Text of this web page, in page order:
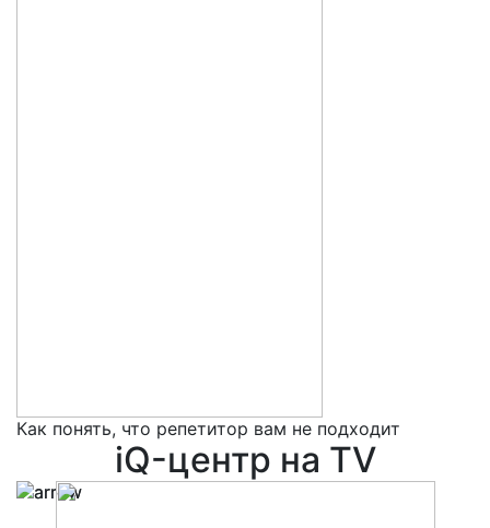
Как понять, что репетитор вам не подходит
iQ-центр на TV